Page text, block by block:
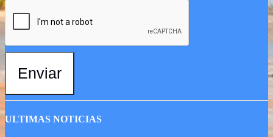
Enviar
ULTIMAS NOTICIAS